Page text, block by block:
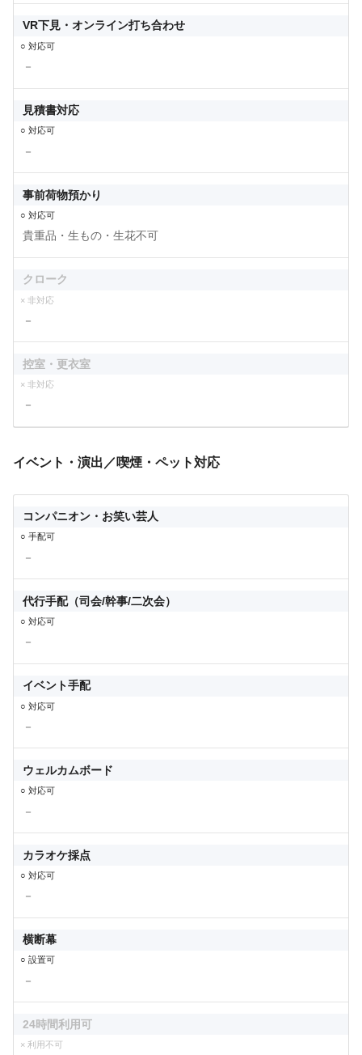
VR下見・オンライン打ち合わせ
○ 対応可
－
見積書対応
○ 対応可
－
事前荷物預かり
○ 対応可
貴重品・生もの・生花不可
クローク
× 非対応
－
控室・更衣室
× 非対応
－
イベント・演出／喫煙・ペット対応
コンパニオン・お笑い芸人
○ 手配可
－
代行手配（司会/幹事/二次会）
○ 対応可
－
イベント手配
○ 対応可
－
ウェルカムボード
○ 対応可
－
カラオケ採点
○ 対応可
－
横断幕
○ 設置可
－
24時間利用可
× 利用不可